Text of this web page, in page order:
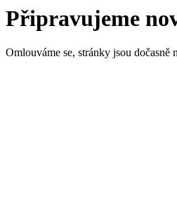
Připravujeme
Omlouváme se, stránky jsou dočasně